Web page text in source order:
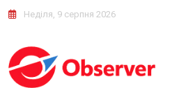
Неділя, 9 серпня 2026